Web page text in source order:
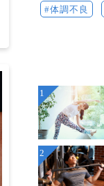
体調不良